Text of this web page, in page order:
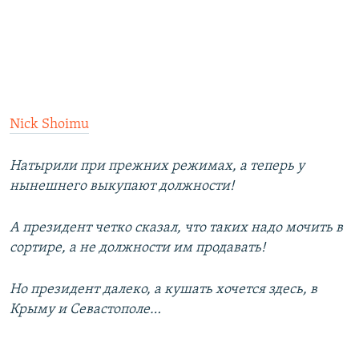
Nick Shoimu
Натырили при прежних режимах, а теперь у
нынешнего выкупают должности!
А президент четко сказал, что таких надо мочить в
сортире, а не должности им продавать!
Но президент далеко, а кушать хочется здесь, в
Крыму и Севастополе…